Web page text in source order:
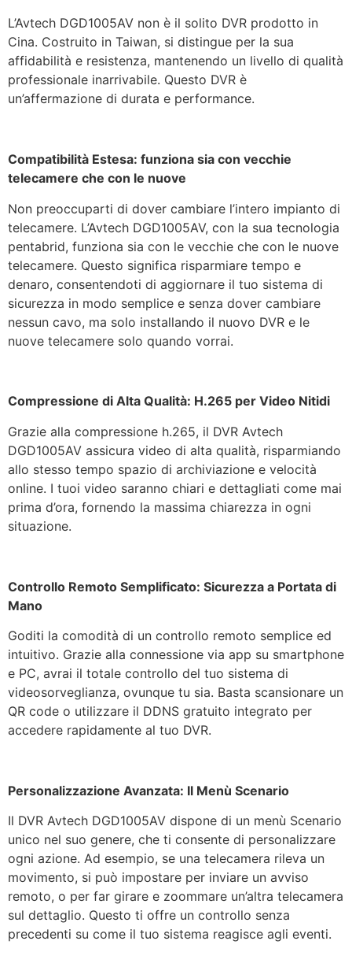
L’Avtech DGD1005AV non è il solito DVR prodotto in
Cina. Costruito in Taiwan, si distingue per la sua
affidabilità e resistenza, mantenendo un livello di qualità
professionale inarrivabile. Questo DVR è
un’affermazione di durata e performance.
Compatibilità Estesa: funziona sia con vecchie
telecamere che con le nuove
Non preoccuparti di dover cambiare l’intero impianto di
telecamere. L’Avtech DGD1005AV, con la sua tecnologia
pentabrid, funziona sia con le vecchie che con le nuove
telecamere. Questo significa risparmiare tempo e
denaro, consentendoti di aggiornare il tuo sistema di
sicurezza in modo semplice e senza dover cambiare
nessun cavo, ma solo installando il nuovo DVR e le
nuove telecamere solo quando vorrai.
Compressione di Alta Qualità: H.265 per Video Nitidi
Grazie alla compressione h.265, il DVR Avtech
DGD1005AV assicura video di alta qualità, risparmiando
allo stesso tempo spazio di archiviazione e velocità
online. I tuoi video saranno chiari e dettagliati come mai
prima d’ora, fornendo la massima chiarezza in ogni
situazione.
Controllo Remoto Semplificato: Sicurezza a Portata di
Mano
Goditi la comodità di un controllo remoto semplice ed
intuitivo. Grazie alla connessione via app su smartphone
e PC, avrai il totale controllo del tuo sistema di
videosorveglianza, ovunque tu sia. Basta scansionare un
QR code o utilizzare il DDNS gratuito integrato per
accedere rapidamente al tuo DVR.
Personalizzazione Avanzata: Il Menù Scenario
Il DVR Avtech DGD1005AV dispone di un menù Scenario
unico nel suo genere, che ti consente di personalizzare
ogni azione. Ad esempio, se una telecamera rileva un
movimento, si può impostare per inviare un avviso
remoto, o per far girare e zoommare un’altra telecamera
sul dettaglio. Questo ti offre un controllo senza
precedenti su come il tuo sistema reagisce agli eventi.